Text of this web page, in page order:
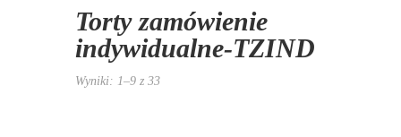
Torty zamówienie
indywidualne-TZIND
Wyniki: 1–9 z 33